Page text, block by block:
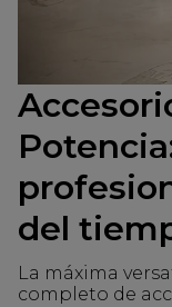
del
La máxima
completo de